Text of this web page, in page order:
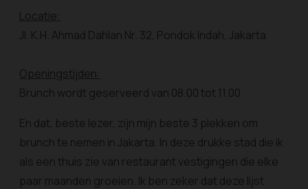
Locatie:
Jl. K.H. Ahmad Dahlan Nr. 32, Pondok Indah, Jakarta
Openingstijden:
Brunch wordt geserveerd van 08.00 tot 11.00
En dat, beste lezer, zijn mijn beste 3 plekken om
brunch te nemen in Jakarta. In deze drukke stad die ik
als een thuis zie van restaurant vestigingen die elke
paar maanden groeien. Ik ben zeker dat deze lijst